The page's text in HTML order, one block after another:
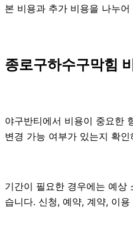
본 비용과 추가 비용을 나누
종로구하수구막힘
야구반티에서 비용이 중요한
변경 가능 여부가 있는지 확
기간이 필요한 경우에는 예상
습니다. 신청, 예약, 계약, 이